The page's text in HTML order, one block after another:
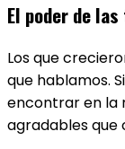
El poder de
Los que
que hablamos.
encontrar en la
agradables que